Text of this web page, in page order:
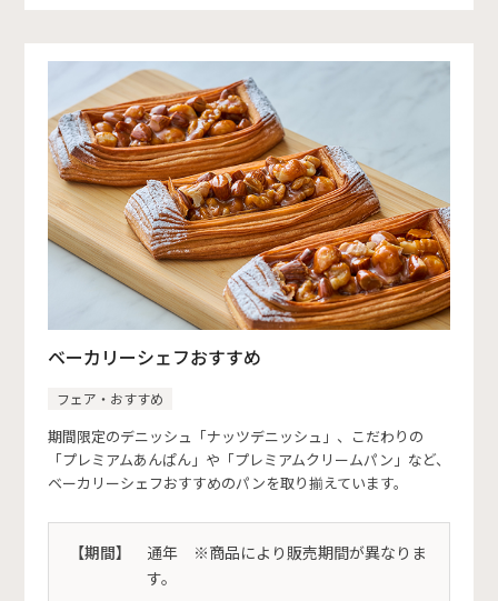
ベーカリーシェフおすすめ
フェア・おすすめ
期間限定のデニッシュ「ナッツデニッシュ」、こだわりの
「プレミアムあんぱん」や「プレミアムクリームパン」など、
ベーカリーシェフおすすめのパンを取り揃えています。
【期間】
通年 ※商品により販売期間が異なりま
す。